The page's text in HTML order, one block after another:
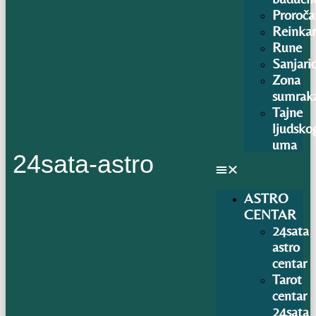
24sata-astro
Rune
Zona
Tajne
uma
ASTRO
CENTAR
24sata
astro
centar
Tarot
centar
24sata